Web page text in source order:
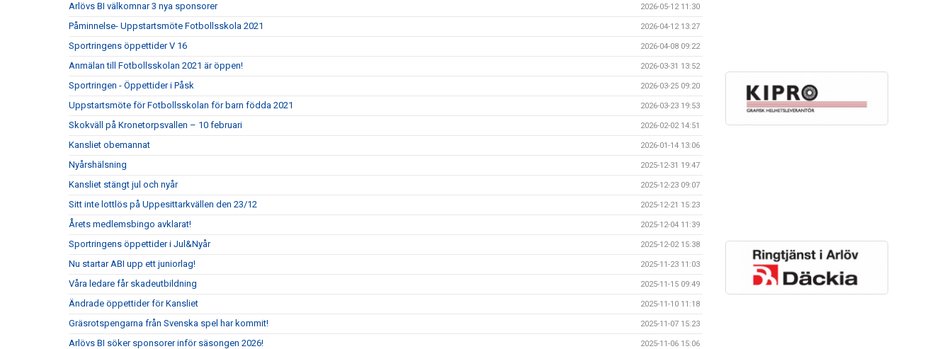
Arlövs BI välkomnar 3 nya sponsorer 2026-05-12 11:30
Påminnelse- Uppstartsmöte Fotbollsskola 2021 2026-04-12 13:27
Sportringens öppettider V 16 2026-04-08 09:22
Anmälan till Fotbollsskolan 2021 är öppen! 2026-03-31 13:52
Sportringen - Öppettider i Påsk 2026-03-25 09:20
Uppstartsmöte för Fotbollsskolan för barn födda 2021 2026-03-23 19:53
Skokväll på Kronetorpsvallen – 10 februari 2026-02-02 14:51
Kansliet obemannat 2026-01-14 13:06
Nyårshälsning 2025-12-31 19:47
Kansliet stängt jul och nyår 2025-12-23 09:07
Sitt inte lottlös på Uppesittarkvällen den 23/12 2025-12-21 15:23
Årets medlemsbingo avklarat! 2025-12-04 11:39
Sportringens öppettider i Jul&Nyår 2025-12-02 15:38
Nu startar ABI upp ett juniorlag! 2025-11-23 11:03
Våra ledare får skadeutbildning 2025-11-15 09:49
Ändrade öppettider för Kansliet 2025-11-10 11:18
Gräsrotspengarna från Svenska spel har kommit! 2025-11-07 15:23
Arlövs BI söker sponsorer inför säsongen 2026! 2025-11-06 15:06